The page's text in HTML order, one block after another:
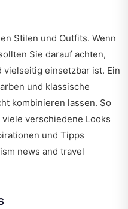
Stilen und Outfits. Wenn
Sie darauf achten,
vielseitig einsetzbar ist. Ein
und klassische
kombinieren lassen. So
verschiedene Looks
und Tipps
news and travel